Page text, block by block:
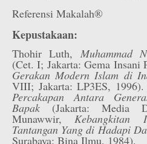
Referensi Makalah®
Kepustakaan:
Thohir Luth, Muhammad
(Cet. I; Jakarta: Gema Insani
Gerakan Modern Islam di
VIII; Jakarta: LP3ES,
Percakapan Antara
Bapak (Jakarta: Media
Munawwir,Kebangkitan
Tantangan Yang di Hadapi
Surabaya: Bina Ilmu, 1984).